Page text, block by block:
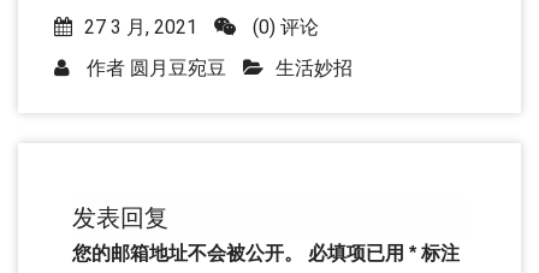
27 3 月, 2021
(0) 评论
作者 圆月豆宛豆 生活妙招
发表回复
您的邮箱地址不会被公开。 必填项已用 * 标注